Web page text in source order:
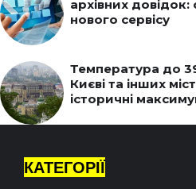
архівних
нового сервісу
Температура до
Києві та інших
історичні
КАТЕГОРІЇ